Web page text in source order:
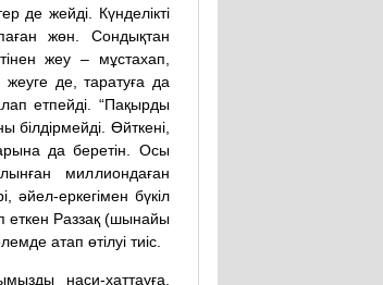
де жейді. Күнделікті
жөн. Сондықтан
жеу – мұстахап,
де, таратуға да
етпейді. “Пақырды
Өйткені,
да беретін. Осы
миллиондаған
әйел-еркегімен бүкіл
еткен Раззақ (шынайы
атап өтілуі тиіс.
наси-хаттауға,